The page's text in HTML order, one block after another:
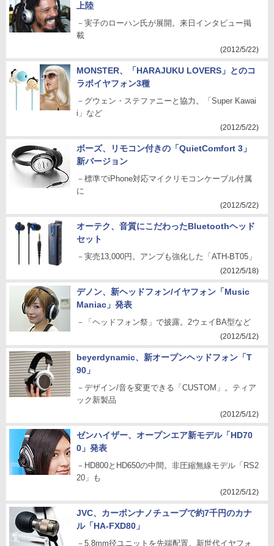
上陸
－実子のローハン氏が展開。来日インタビュー掲
載
(2012/5/22)
MONSTER、「HARAJUKU LOVERS」とのコ
ラボイヤフォン3種
－グウェン・ステファニーと協力。「Super Kawai
i」など
(2012/5/22)
ボーズ、リモコン付きの「QuietComfort 3」
新バージョン
－標準でiPhone対応マイクリモコンケーブル付属
に
(2012/5/22)
オーテク、音質にこだわったBluetoothヘッド
セット
－実売13,000円。アンプも強化した「ATH-BT05」
(2012/5/18)
デノン、新ヘッドフォン/イヤフォン「Music
Maniac」発表
－「ヘッドフォン祭」で披露。2ウェイBA型など
(2012/5/12)
beyerdynamic、新オープンヘッドフォン「T
90」
－デザイン/音を変更できる「CUSTOM」。ティア
ック新製品
(2012/5/12)
ゼンハイザー、オープンエア新モデル「HD70
0」発表
－HD800とHD650の中間。非圧縮無線モデル「RS2
20」も
(2012/5/12)
JVC、カーボンナノチューブで約7千円のカナ
ル「HA-FXD80」
－5.8mm径ユニットを先端配置。新世代イヤフォ